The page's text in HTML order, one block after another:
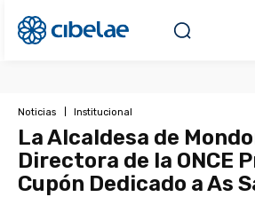
Noticias Institucional
La Alcaldesa de
Directora de la ONCE
Cupón Dedicado a As